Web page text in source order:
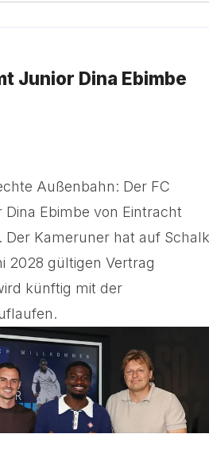
Junior Dina Ebimbe
Außenbahn: Der FC
Ebimbe von Eintracht
Kameruner hat auf
2028 gültigen Vertrag
künftig mit der